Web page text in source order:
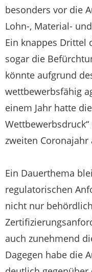
besonders vor die
Lohn-, Material-
Ein knappes Drittel
sogar die
könnte aufgrund
wettbewerbsfähig
einem Jahr hatte
zweiten Coronajahr
Ein Dauerthema
regulatorischen
nicht nur
auch zunehmend
Dagegen habe die